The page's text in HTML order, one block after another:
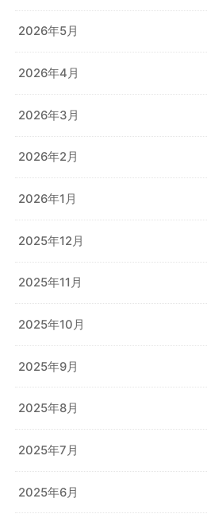
2026年5月
2026年4月
2026年3月
2026年2月
2026年1月
2025年12月
2025年11月
2025年10月
2025年9月
2025年8月
2025年7月
2025年6月